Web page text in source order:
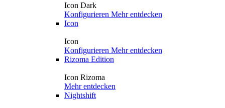
Icon Dark
Konfigurieren Mehr entdecken
Icon
Icon
Konfigurieren Mehr entdecken
Rizoma Edition
Icon Rizoma
Mehr entdecken
Nightshift